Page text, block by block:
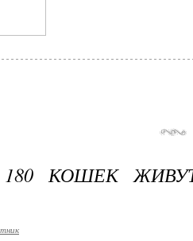
180 КОШЕК